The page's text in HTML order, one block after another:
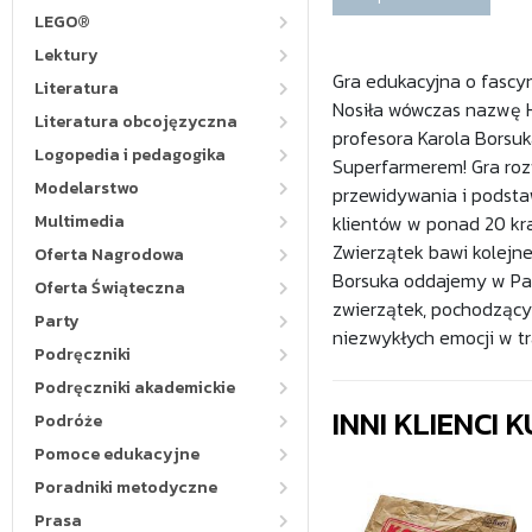
LEGO®
Lektury
Literatura
Literatura obcojęzyczna
Logopedia i pedagogika
Modelarstwo
Multimedia
Oferta Nagrodowa
Oferta Świąteczna
Party
Podręczniki
Podręczniki akademickie
Podróże
Pomoce edukacyjne
Poradniki metodyczne
Prasa
Gra edukacyjna o
Nosiła wówczas
profesora Karola
Superfarmerem! Gra
przewidywania i
klientów w ponad 20
Zwierzątek bawi
Borsuka oddajemy w
zwierzątek,
niezwykłych emocji w
INNI KLIENCI